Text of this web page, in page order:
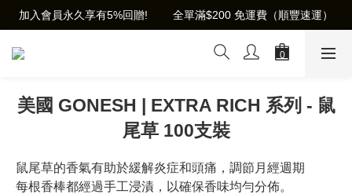
加入會員永久享有5%回贈!        全單滿$200 免運費（順豐速運）
美國 GONESH | EXTRA RICH 系列 - 鼠
尾草 100支裝
鼠尾草的香氣有助於緩解炎症和頭痛，調節月經週期
每根香棒都經過手工浸漬，以確保香味均勻分佈。